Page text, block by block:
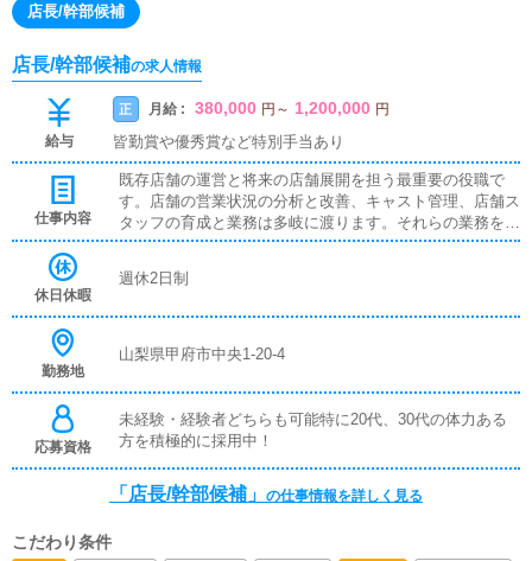
店長/幹部候補
店長/幹部候補の求人情報
給与
正 月給 : 380,000 円 ～ 1,200,000 円
皆勤賞や優秀賞など特別手当あり
仕事内容
既存店舗の運営と将来の店舗展開を担う最重要の役職で
す。店舗の営業状況の分析と改善、キャスト管理、店舗ス
タッフの育成と業務は多岐に渡ります。それらの業務をこ
なしながら、様々な考えを持つスタッフをひとつにまと
と思います。
休日休暇
週休2日制
勤務地
山梨県甲府市中央1-20-4
応募資格
未経験・経験者どちらも可能特に20代、30代の体力ある
方を積極的に採用中！
「店長/幹部候補」 の仕事情報を詳しく見る
こだわり条件